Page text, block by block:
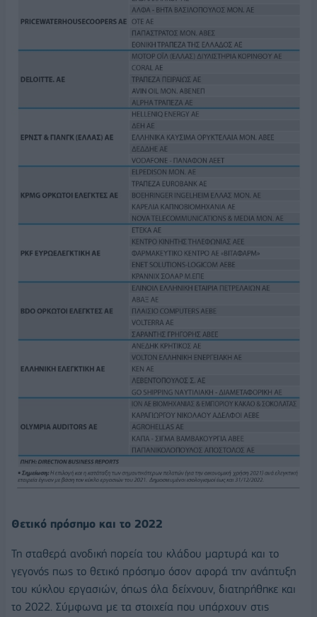
Θετικό πρόσημο και το 2022
Τη σταθερά ανοδική πορεία του κλάδου μαρτυρά και το
γεγονός πως το θετικό πρόσημο όσον αφορά την ανάπτυξη
του κύκλου εργασιών, όπως όλα δείχνουν, διατηρήθηκε και
το 2022. Σύμφωνα με τα στοιχεία που υπάρχουν στις